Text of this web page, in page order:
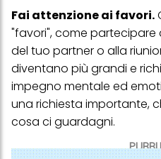
Fai attenzione ai favori.
"favori", come
del tuo partner o alla
diventano più grandi e
impegno mentale ed
una richiesta importante,
cosa ci guardagni.